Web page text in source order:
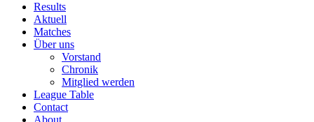
Results
Aktuell
Matches
Über uns
Vorstand
Chronik
Mitglied werden
League Table
Contact
About